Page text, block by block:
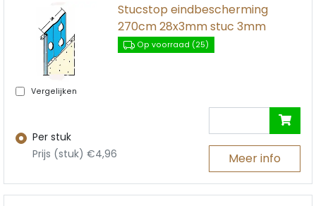
Vergelijken
Stucstop eindbescherming
270cm 28x3mm stuc 3mm
Op voorraad (25)
Per stuk
Prijs (stuk) €4,96
Meer info